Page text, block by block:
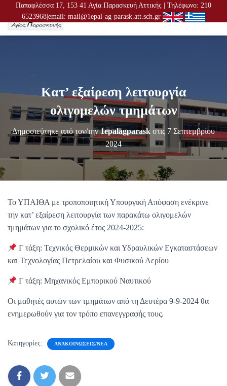
Παπαφλέσσα 17, 153 41 Αγία Παρασκευή Αττικής | Τηλέφωνο: 210
6523968|email: mail@1epal-ag-parask.att.sch.gr
Ν
Π
Λ
Ο
Ή
Γ
Σ
Σ
Κατ’ εξαίρεση λειτουργία
ολιγομελών τμημάτων
Δημοσιεύτηκε από τον/την1epalagparask στις 7 Σεπτεμβρίου
2024
Το ΥΠΑΙΘΑ με τροποποιητική Υπουργική Απόφαση ενέκρινε
την κατ’ εξαίρεση λειτουργία των παρακάτω ολιγομελών
τμημάτων για το σχολικό έτος 2024-2025:
Γ τάξη: Τεχνικός Θερμικών και Υδραυλικών Εγκαταστάσεων
και Τεχνολογίας Πετρελαίου και Φυσικού Αερίου
Γ τάξη: Μηχανικός Εμπορικού Ναυτικού
Οι μαθητές αυτών των τμημάτων από τη Δευτέρα 9-9-2024 θα
ενημερωθούν για τον τρόπο επανεγγραφής τους.
Κατηγορίες: ΑΝΑΚΟΙΝΏΣΕΙΣ/ΝΈΑ